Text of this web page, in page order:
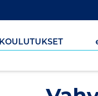
KOULUTUKSET